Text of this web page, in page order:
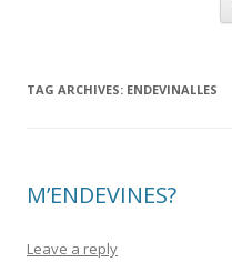
TAG ARCHIVES: ENDEVINALLES
M’ENDEVINES?
Leave a reply